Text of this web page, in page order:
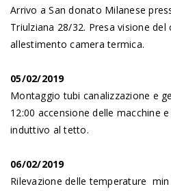
Arrivo a San donato Milanese
Triulziana 28/32. Presa visione del
allestimento camera termica.
05/02/2019
Montaggio tubi canalizzazione e
12:00 accensione delle macchine
induttivo al tetto.
06/02/2019
Rilevazione delle temperature